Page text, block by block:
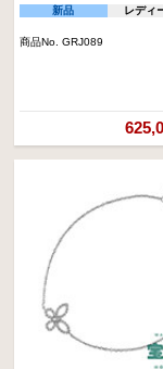
新品 レディ
商品No. GRJ089